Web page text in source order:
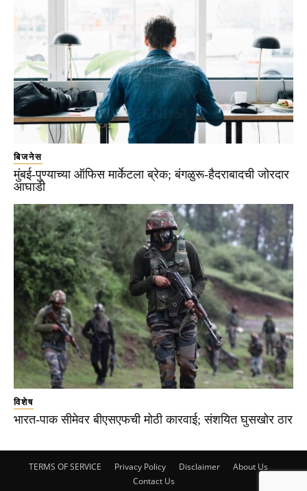
बिजनेस
मुंबई-पुण्याच्या ऑफिस मार्केटला ब्रेक; बंगळुरू-हैदराबादची जोरदार
आघाडी
विशेष
भारत-पाक सीमेवर बीएसएफची मोठी कारवाई; संशयित घुसखोर ठार
TERMS OF SERVICE Privacy Policy Disclaimer
About Us
Contact Us